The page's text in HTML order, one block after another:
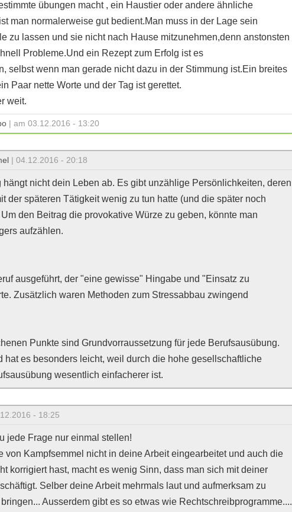
übungen macht , ein Haustier oder andere ähnliche
man normalerweise gut bedient.Man muss in der Lage sein
zu lassen und sie nicht nach Hause mitzunehmen,denn anstonsten
Probleme.Und ein Rezept zum Erfolg ist es
selbst wenn man gerade nicht dazu in der Stimmung ist.Ein breites
Paar nette Worte und der Tag ist gerettet.
weit.
| am 03.12.2016 - 13:20
| 04.12.2016 - 20:18
hängt nicht dein Leben ab. Es gibt unzählige Persönlichkeiten, deren
der späteren Tätigkeit wenig zu tun hatte (und die später noch
den Beitrag die provokative Würze zu geben, könnte man
aufzählen.
ausgeführt, der "eine gewisse" Hingabe und "Einsatz zu
Zusätzlich waren Methoden zum Stressabbau zwingend
Punkte sind Grundvorraussetzung für jede Berufsausübung.
hat es besonders leicht, weil durch die hohe gesellschaftliche
wesentlich einfacherer ist.
- 18:25
jede Frage nur einmal stellen!
von Kampfsemmel nicht in deine Arbeit eingearbeitet und auch die
korrigiert hast, macht es wenig Sinn, dass man sich mit deiner
Selber deine Arbeit mehrmals laut und aufmerksam zu
Ausserdem gibt es so etwas wie Rechtschreibprogramme....